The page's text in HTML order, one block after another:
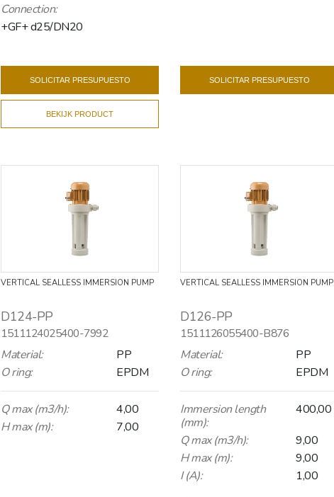
Connection:
+GF+ d25/DN20
SOLICITAR PRESUPUESTO
BEKIJK PRODUCT
SOLICITAR PRESUPUESTO
VERTICAL SEALLESS IMMERSION PUMP
D124-PP
1511124025400-7992
Material:
PP
O ring:
EPDM
Q max (m3/h):
4,00
H max (m):
7,00
VERTICAL SEALLESS IMMERSION PUMP
D126-PP
1511126055400-B876
Material:
PP
O ring:
EPDM
Immersion length
(mm):
400,00
Q max (m3/h):
9,00
H max (m):
9,00
I (A):
1,00